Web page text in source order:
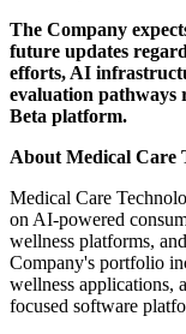
The Company
future updates
efforts, AI
evaluation pathways
Beta platform.
About Medical Care
Medical Care
on AI-powered
wellness platforms,
Company's portfolio
wellness applications,
focused software